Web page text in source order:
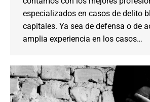
especializados en casos de delito
capitales. Ya sea de defensa o de
amplia experiencia en los casos…